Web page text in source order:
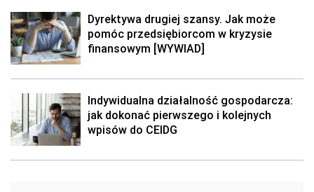
Dyrektywa drugiej szansy. Jak może
pomóc przedsiębiorcom w kryzysie
finansowym [WYWIAD]
Indywidualna działalność gospodarcza:
jak dokonać pierwszego i kolejnych
wpisów do CEIDG